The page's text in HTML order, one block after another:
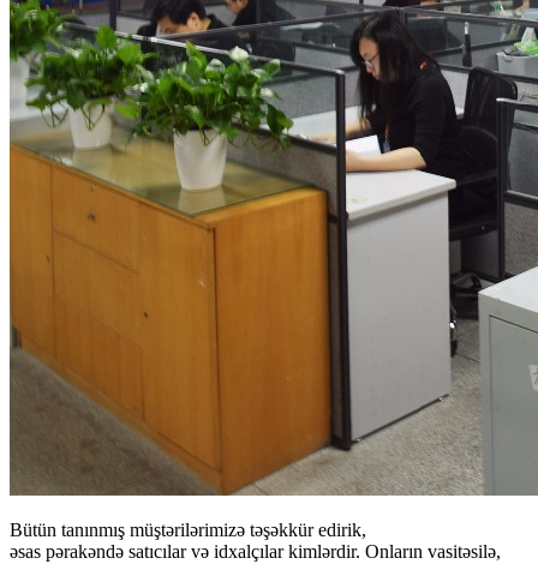
Bütün tanınmış müştərilərimizə təşəkkür edirik,
əsas pərakəndə satıcılar və idxalçılar kimlərdir. Onların vasitəsilə,